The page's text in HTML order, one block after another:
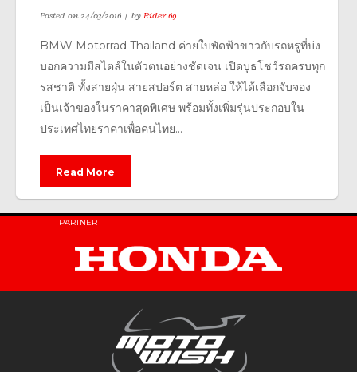
Posted on24/03/2016 byRider 69
BMW Motorrad Thailand ค่ายใบพัดฟ้าขาวกับรถหรูที่บ่ง
บอกความมีสไตล์ในตัวตนอย่างชัดเจน เปิดบูธโชว์รถครบทุก
รสชาติ ทั้งสายฝุ่น สายสปอร์ต สายหล่อ ให้ได้เลือกจับจอง
เป็นเจ้าของในราคาสุดพิเศษ พร้อมทั้งเพิ่มรุ่นประกอบใน
ประเทศไทยราคาเพื่อคนไทย...
Read More
PARTNER